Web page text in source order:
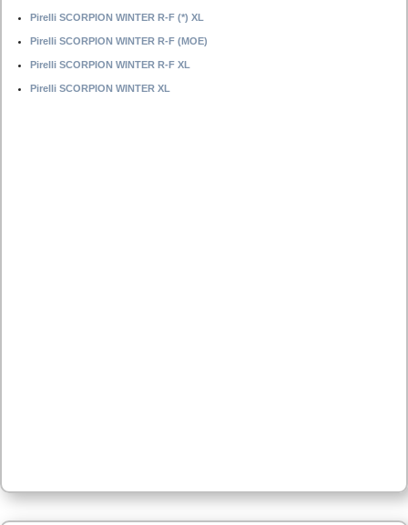
Pirelli SCORPION WINTER R-F (*) XL
Pirelli SCORPION WINTER R-F (MOE)
Pirelli SCORPION WINTER R-F XL
Pirelli SCORPION WINTER XL